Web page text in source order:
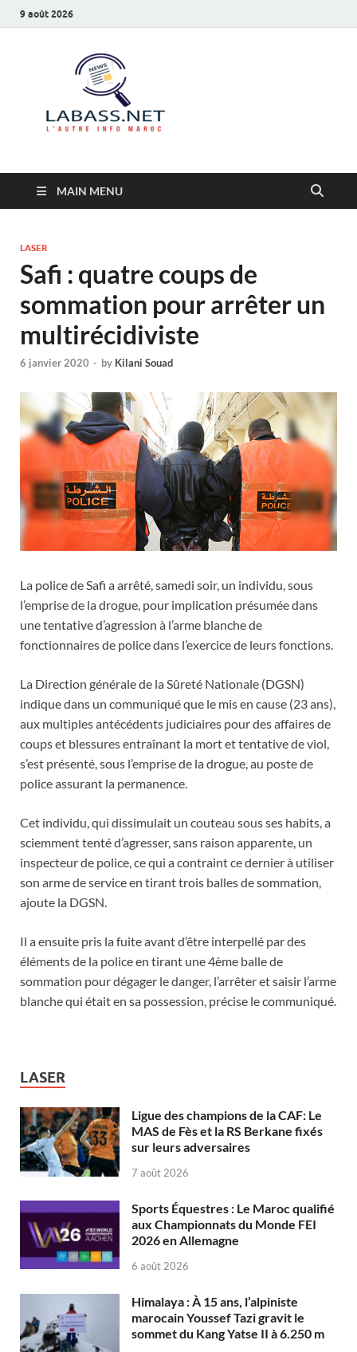
9 août 2026
MAIN MENU
LASER
Safi : quatre coups de
sommation pour arrêter un
multirécidiviste
6 janvier 2020 - by Kilani Souad
La police de Safi a arrêté, samedi soir, un individu, sous
l’emprise de la drogue, pour implication présumée dans
une tentative d’agression à l’arme blanche de
fonctionnaires de police dans l’exercice de leurs fonctions.
La Direction générale de la Sûreté Nationale (DGSN)
indique dans un communiqué que le mis en cause (23 ans),
aux multiples antécédents judiciaires pour des affaires de
coups et blessures entraînant la mort et tentative de viol,
s’est présenté, sous l’emprise de la drogue, au poste de
police assurant la permanence.
Cet individu, qui dissimulait un couteau sous ses habits, a
sciemment tenté d’agresser, sans raison apparente, un
inspecteur de police, ce qui a contraint ce dernier à utiliser
son arme de service en tirant trois balles de sommation,
ajoute la DGSN.
Il a ensuite pris la fuite avant d’être interpellé par des
éléments de la police en tirant une 4ème balle de
sommation pour dégager le danger, l’arrêter et saisir l’arme
blanche qui était en sa possession, précise le communiqué.
LASER
Ligue des champions de la CAF: Le
MAS de Fès et la RS Berkane fixés
sur leurs adversaires
7 août 2026
Sports Équestres : Le Maroc qualifié
aux Championnats du Monde FEI
2026 en Allemagne
6 août 2026
Himalaya : À 15 ans, l’alpiniste
marocain Youssef Tazi gravit le
sommet du Kang Yatse II à 6.250 m